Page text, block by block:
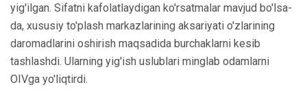
yig'ilgan. Sifatni kafolatlaydigan ko'rsatmalar mavjud bo'lsa-
da, xususiy to'plash markazlarining aksariyati o'zlarining
daromadlarini oshirish maqsadida burchaklarni kesib
tashlashdi. Ularning yig'ish uslublari minglab odamlarni
OIVga yo'liqtirdi.